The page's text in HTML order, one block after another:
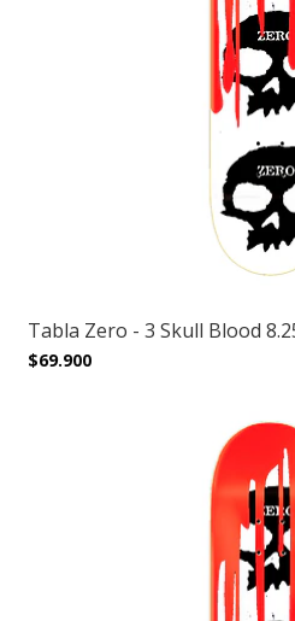
Tabla Zero - 3 Skull Blood
$69.900